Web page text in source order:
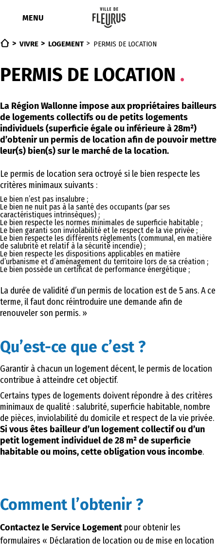
contenuMENU
VIVRE LOGEMENT PERMIS DE LOCATION
PERMIS DE LOCATION
La Région Wallonne impose aux propriétaires bailleurs
de logements collectifs ou de petits logements
individuels (superficie égale ou inférieure à 28m²)
d’obtenir un permis de location afin de pouvoir mettre
leur(s) bien(s) sur le marché de la location.
Le permis de location sera octroyé si le bien respecte les
critères minimaux suivants :
Le bien n’est pas insalubre ;
Le bien ne nuit pas à la santé des occupants (par ses
caractéristiques intrinsèques) ;
Le bien respecte les normes minimales de superficie habitable ;
Le bien garanti son inviolabilité et le respect de la vie privée ;
Le bien respecte les différents règlements (communal, en matière
de salubrité et relatif à la sécurité incendie) ;
Le bien respecte les dispositions applicables en matière
d’urbanisme et d’aménagement du territoire lors de sa création ;
Le bien possède un certificat de performance énergétique ;
La durée de validité d’un permis de location est de 5 ans. A ce
terme, il faut donc réintroduire une demande afin de
renouveler son permis. »
Qu’est-ce que c’est ?
Garantir à chacun un logement décent, le permis de location
contribue à atteindre cet objectif.
Certains types de logements doivent répondre à des critères
minimaux de qualité : salubrité, superficie habitable, nombre
de pièces, inviolabilité du domicile et respect de la vie privée.
Si vous êtes bailleur d’un logement collectif ou d’un
petit logement individuel de 28 m² de superficie
habitable ou moins, cette obligation vous incombe.
Comment l’obtenir ?
Contactez le Service Logement pour obtenir les
formulaires « Déclaration de location ou de mise en location